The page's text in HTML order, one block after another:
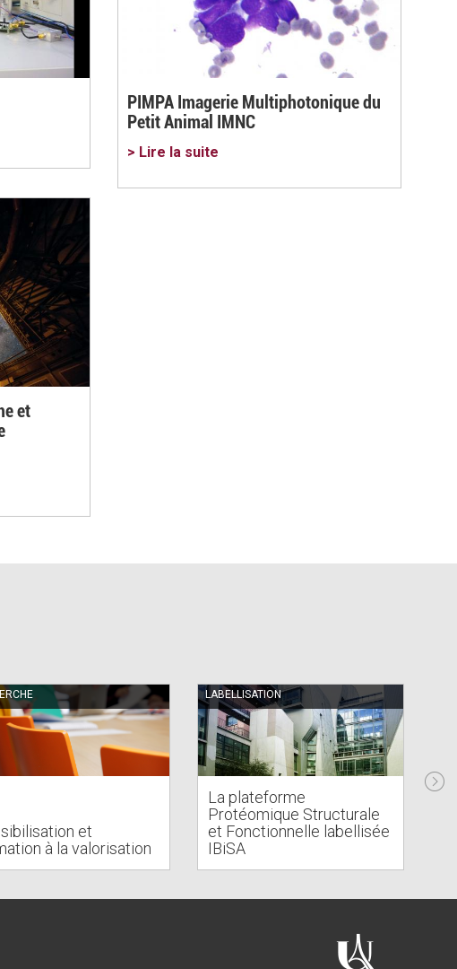
et
PIMPA Imagerie Multiphotonique du
Petit Animal IMNC
> Lire la suite
et
à la valorisation
LABELLISATION
La plateforme
Protéomique Structurale
et Fonctionnelle labellisée
IBiSA